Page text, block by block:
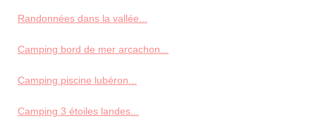
Randonnées dans la vallée...
Camping bord de mer arcachon...
Camping piscine lubéron...
Camping 3 étoiles landes...